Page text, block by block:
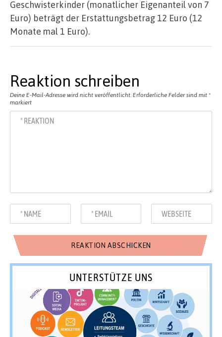
Geschwisterkinder (monatlicher Eigenanteil von 7
Euro) beträgt der Erstattungsbetrag 12 Euro (12
Monate mal 1 Euro).
Reaktion schreiben
Deine E-Mail-Adresse wird nicht veröffentlicht. Erforderliche Felder sind mit *
markiert
UNTERSTÜTZE UNS